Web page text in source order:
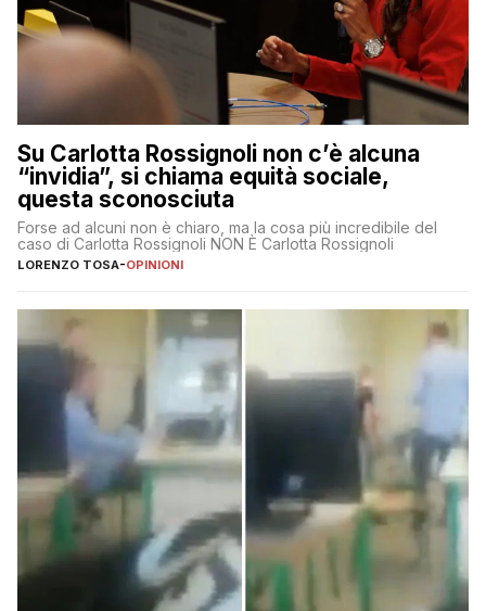
Su Carlotta Rossignoli non c’è alcuna
“invidia”, si chiama equità sociale,
questa sconosciuta
Forse ad alcuni non è chiaro, ma la cosa più incredibile del
caso di Carlotta Rossignoli NON È Carlotta Rossignoli
LORENZO TOSA-OPINIONI